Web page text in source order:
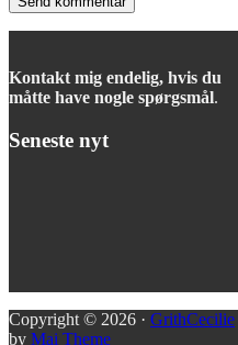
Kontakt mig endelig, hvis du
måtte have nogle spørgsmål.
Seneste nyt
Copyright © 2026 · GrithCecilie
by Mai Theme